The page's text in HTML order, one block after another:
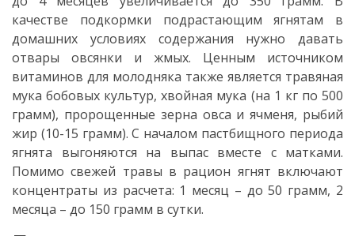
качестве подкормки подрастающим ягнятам в
домашних условиях содержания нужно давать
отвары овсянки и жмых. Ценным источником
витаминов для молодняка также является травяная
мука бобовых культур, хвойная мука (на 1 кг по 500
грамм), пророщенные зерна овса и ячменя, рыбий
жир (10-15 грамм). С началом пастбищного периода
ягнята выгоняются на выпас вместе с матками.
Помимо свежей травы в рацион ягнят включают
концентраты из расчета: 1 месяц – до 50 грамм, 2
месяца – до 150 грамм в сутки.